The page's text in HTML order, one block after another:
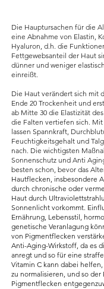
Die Hauptursachen für die
eine Abnahme von Elastin,
Hyaluron, d.h. die
Fettgewebsanteil der Haut
dünner und weniger
einreißt.
Die Haut verändert sich mit
Ende 20 Trockenheit und
ab Mitte 30 die Elastizität
die Falten vertiefen sich.
lassen Spannkraft,
Feuchtigkeitsgehalt und
nach. Die wichtigsten
Sonnenschutz und Anti
besten schon, bevor das
Hautflecken, insbesondere
durch chronische oder
Haut durch
Sonnenlicht vorkommt.
Ernährung, Lebensstil,
genetische Veranlagung
von Pigmentflecken
Anti-Aging-Wirkstoff, da es
anregt und so für eine
Vitamin C kann dabei
zu normalisieren, und so der
Pigmentflecken